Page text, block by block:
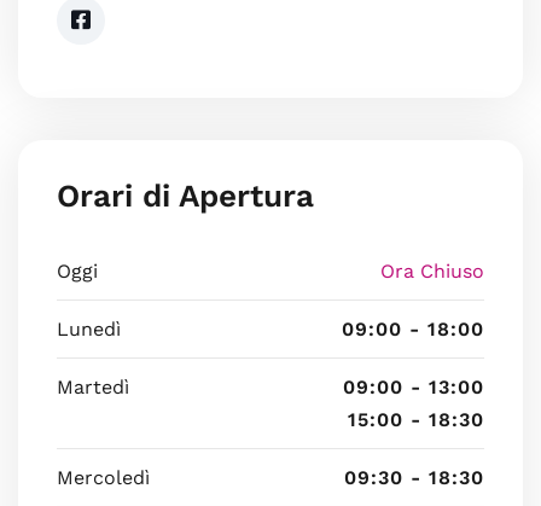
Orari di Apertura
Oggi Ora Chiuso
Lunedì 09:00 - 18:00
Martedì
09:00 - 13:00
15:00 - 18:30
Mercoledì 09:30 - 18:30